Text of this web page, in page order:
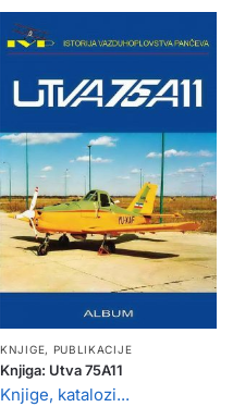
KNJIGE, PUBLIKACIJE
Knjiga: Utva 75A11
Knjige, katalozi...